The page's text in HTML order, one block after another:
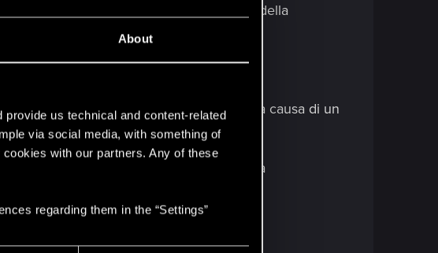
About
provide us technical and content-related
via social media, with something of
with our partners. Any of these
regarding them in the “Settings”
dopo essersi allontanati troppo dall'area della
il pacco in Space Oddity.
rendeva impossibile parlare con Judy a causa di un
di stampa. La missione si completerà
verrà fornita automaticamente.
rifiutato di aiutarlo in Epistrophy.